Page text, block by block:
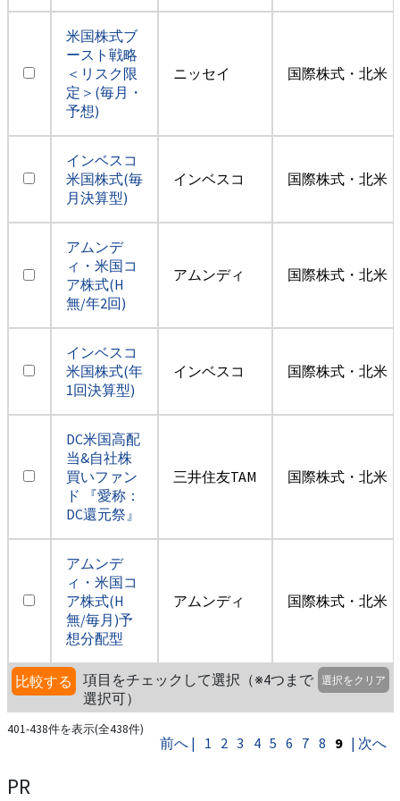
米国株式ブ
ースト戦略
＜リスク限
定＞(毎月・
予想)
ニッセイ 国際株式・北米
インベスコ
米国株式(毎
月決算型)
インベスコ 国際株式・北米
アムンデ
ィ・米国コ
ア株式(H
無/年2回)
アムンディ 国際株式・北米
インベスコ
米国株式(年
1回決算型)
インベスコ 国際株式・北米
DC米国高配
当&自社株
買いファン
ド 『愛称：
DC還元祭』
三井住友TAM 国際株式・北米
アムンデ
ィ・米国コ
ア株式(H
無/毎月)予
想分配型
アムンディ 国際株式・北米
比較する
項目をチェックして選択（※4つまで
選択可）
選択をクリア
401-438件を表示(全438件)
前へ | 1 2 3 4 5 6 7 8 9 | 次へ
PR